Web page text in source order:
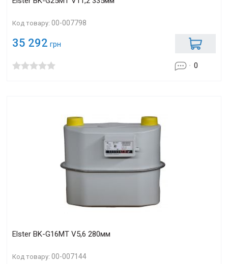
Код товару:00-007798
35 292 грн
0
Elster BK-G16MТ V5,6 280мм
Код товару:00-007144